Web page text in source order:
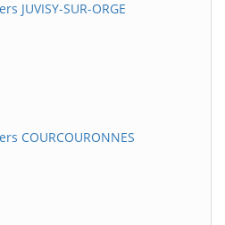
JUVISY-SUR-ORGE
COURCOURONNES